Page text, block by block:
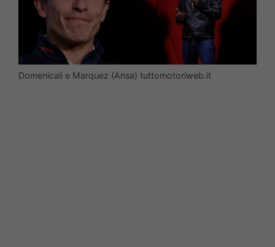
Domenicali e Marquez (Ansa) tuttomotoriweb.it